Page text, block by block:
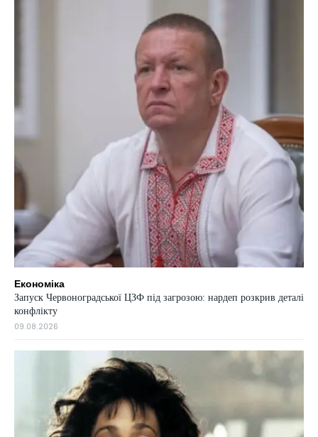
Економіка
Запуск Червоноградської ЦЗФ під загрозою: нардеп розкрив деталі
конфлікту
09.08.2026